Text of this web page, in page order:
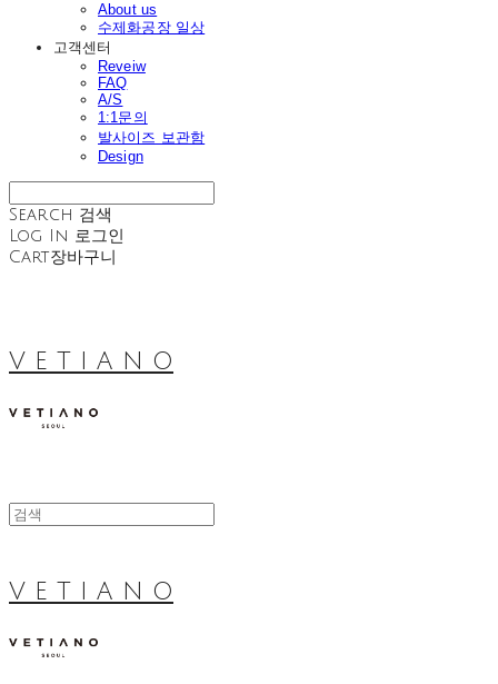
About us
수제화공장 일상
고객센터
Reveiw
FAQ
A/S
1:1문의
발사이즈 보관함
Design
Search 검색
Log In 로그인
Cart장바구니
V E T I A N O
V E T I A N O